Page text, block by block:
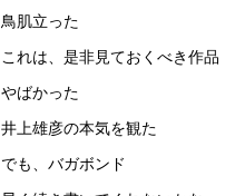
鳥肌立った
これは、是非見ておくべき作品
やばかった
井上雄彦の本気を観た
でも、バガボンド